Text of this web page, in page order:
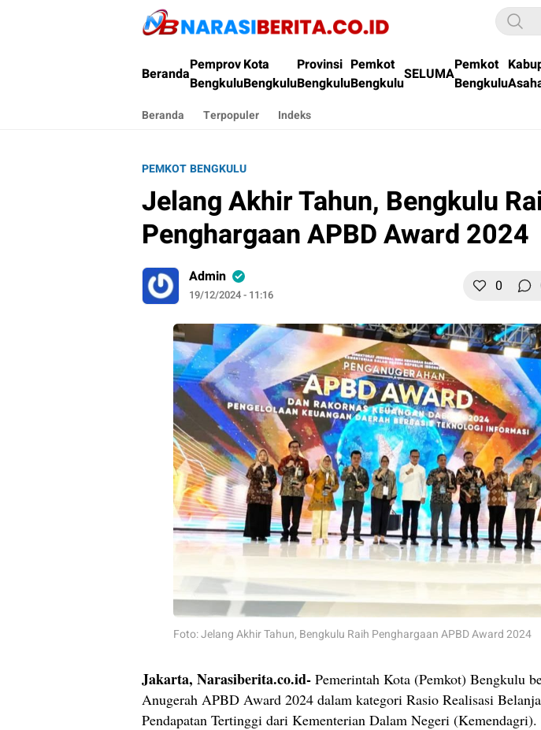
Narasi Berita
BerandaPemprov
Bengkulu
Kota
Bengkulu
Provinsi
Bengkulu
Pemkot
BengkuluSELUMAPemkot
Bengkulu
Beranda Terpopuler Indeks
PEMKOT BENGKULU
Jelang Akhir Tahun, Bengkulu
Penghargaan APBD Award 2024
Admin
19/12/2024 - 11:16 0
Foto: Jelang Akhir Tahun, Bengkulu Raih Penghargaan APBD Award 2024
Jakarta, Narasiberita.co.id- Pemerintah Kota (Pemkot) Bengkulu
Anugerah APBD Award 2024 dalam kategori Rasio Realisasi
Pendapatan Tertinggi dari Kementerian Dalam Negeri (Kemendagri).